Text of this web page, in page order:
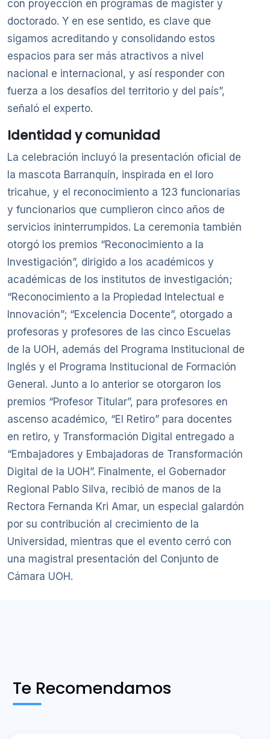
con proyección en programas de magíster y
doctorado. Y en ese sentido, es clave que
sigamos acreditando y consolidando estos
espacios para ser más atractivos a nivel
nacional e internacional, y así responder con
fuerza a los desafíos del territorio y del país”,
señaló el experto.
Identidad y comunidad
La celebración incluyó la presentación oficial de
la mascota Barranquín, inspirada en el loro
tricahue, y el reconocimiento a 123 funcionarias
y funcionarios que cumplieron cinco años de
servicios ininterrumpidos. La ceremonia también
otorgó los premios “Reconocimiento a la
Investigación”, dirigido a los académicos y
académicas de los institutos de investigación;
“Reconocimiento a la Propiedad Intelectual e
Innovación”; “Excelencia Docente”, otorgado a
profesoras y profesores de las cinco Escuelas
de la UOH, además del Programa Institucional de
Inglés y el Programa Institucional de Formación
General. Junto a lo anterior se otorgaron los
premios “Profesor Titular”, para profesores en
ascenso académico, “El Retiro” para docentes
en retiro, y Transformación Digital entregado a
“Embajadores y Embajadoras de Transformación
Digital de la UOH”. Finalmente, el Gobernador
Regional Pablo Silva, recibió de manos de la
Rectora Fernanda Kri Amar, un especial galardón
por su contribución al crecimiento de la
Universidad, mientras que el evento cerró con
una magistral presentación del Conjunto de
Cámara UOH.
Te Recomendamos